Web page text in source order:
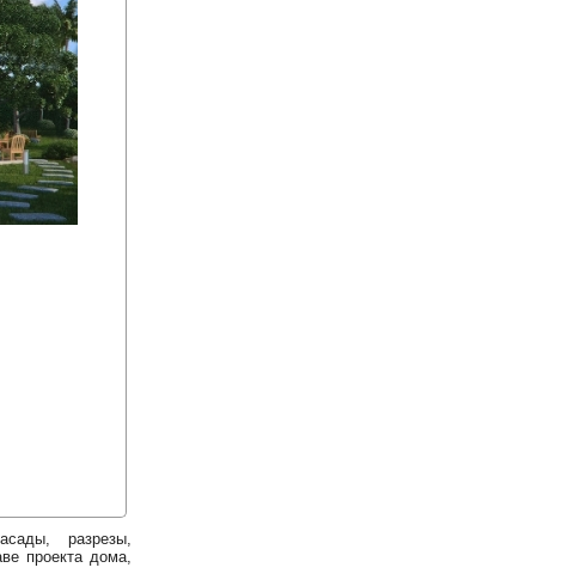
разрезы,
проекта дома,